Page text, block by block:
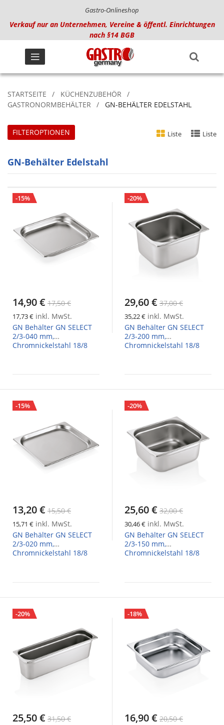
Gastro-Onlineshop
Verkauf nur an Unternehmen, Vereine & öffentl. Einrichtungen
nach §14 BGB
STARTSEITE
KÜCHENZUBEHÖR
GASTRONORMBEHÄLTER
GN-BEHÄLTER EDELSTAHL
GN-Behälter Edelstahl
Liste Liste
-15%
14,90 € 17,50 €
17,73 € inkl. MwSt.
GN Behälter GN SELECT
2/3-040 mm,
Chromnickelstahl 18/8
-20%
29,60 € 37,00 €
35,22 € inkl. MwSt.
GN Behälter GN SELECT
2/3-200 mm,
Chromnickelstahl 18/8
-15%
13,20 € 15,50 €
15,71 € inkl. MwSt.
GN Behälter GN SELECT
2/3-020 mm,
Chromnickelstahl 18/8
-20%
25,60 € 32,00 €
30,46 € inkl. MwSt.
GN Behälter GN SELECT
2/3-150 mm,
Chromnickelstahl 18/8
-20%
25,50 € 31,50 €
-18%
16,90 € 20,50 €
FILTEROPTIONEN